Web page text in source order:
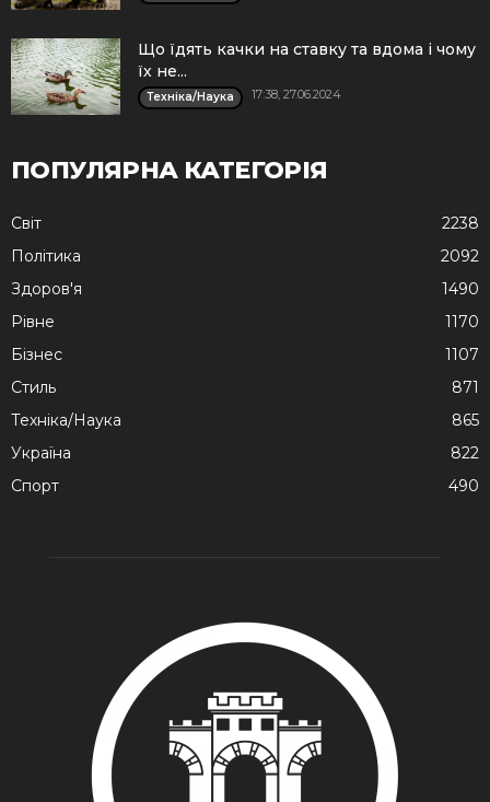
Що їдять качки на ставку та вдома і чому
їх не...
Техніка/Наука 17:38, 27.06.2024
ПОПУЛЯРНА КАТЕГОРІЯ
Cвіт
2238
Політика
2092
Здоров'я
1490
Рівне
1170
Бізнес
1107
Стиль
871
Техніка/Наука
865
Україна
822
Спорт
490